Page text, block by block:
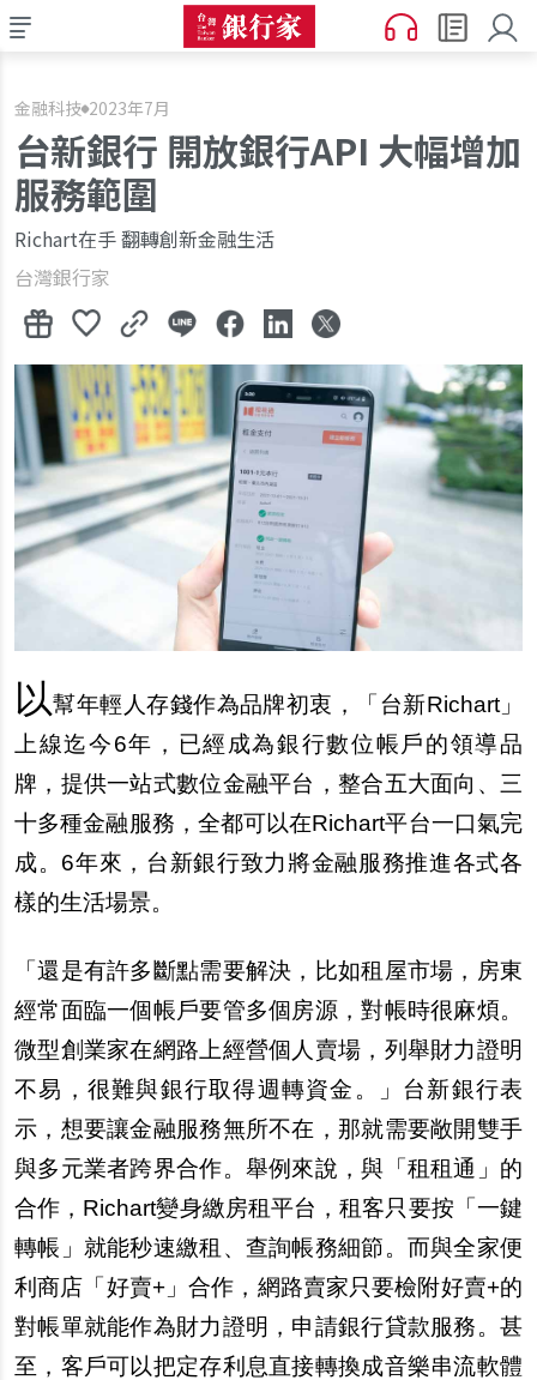
金融科技 2023年7月
台新銀行 開放銀行API 大幅增加
服務範圍
Richart在手 翻轉創新金融生活
台灣銀行家
以幫年輕人存錢作為品牌初衷，「台新Richart」
上線迄今6年，已經成為銀行數位帳戶的領導品
牌，提供一站式數位金融平台，整合五大面向、三
十多種金融服務，全都可以在Richart平台一口氣完
成。6年來，台新銀行致力將金融服務推進各式各
樣的生活場景。
「還是有許多斷點需要解決，比如租屋市場，房東
經常面臨一個帳戶要管多個房源，對帳時很麻煩。
微型創業家在網路上經營個人賣場，列舉財力證明
不易，很難與銀行取得週轉資金。」台新銀行表
示，想要讓金融服務無所不在，那就需要敞開雙手
與多元業者跨界合作。舉例來說，與「租租通」的
合作，Richart變身繳房租平台，租客只要按「一鍵
轉帳」就能秒速繳租、查詢帳務細節。而與全家便
利商店「好賣+」合作，網路賣家只要檢附好賣+的
對帳單就能作為財力證明，申請銀行貸款服務。甚
至，客戶可以把定存利息直接轉換成音樂串流軟體